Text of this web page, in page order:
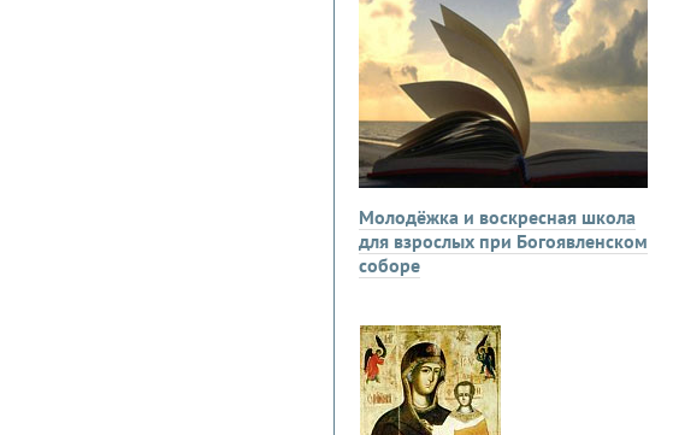
Молодёжка и воскресная школа
для взрослых при Богоявленском
соборе